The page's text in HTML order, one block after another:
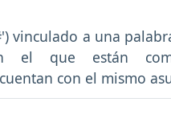
vinculado a una
el que están
con el mismo